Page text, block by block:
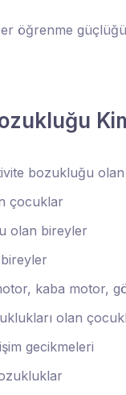
öğrenme
bozukluğu
çocuklar
olan bireyler
bireyler
kaba motor,
olan
gecikmeleri